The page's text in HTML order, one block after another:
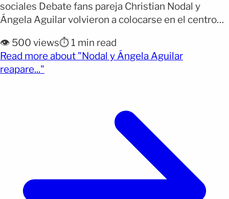
sociales Debate fans pareja Christian Nodal y
Ángela Aguilar volvieron a colocarse en el centro
momento íntimo que dejó ver la solidez de su
relación frente a las críticas. La pareja ha
enfrentado meses de comentarios negativos desde
👁️ 500 views⏱️ 1 min read
Read more about "Nodal y Ángela Aguilar
reapare..."